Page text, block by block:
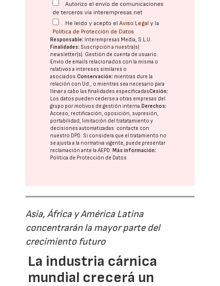
Autorizo el envío de comunicaciones
de terceros vía interempresas.net
He leído y acepto elAviso Legal y la
Política de Protección de Datos
Responsable: Interempresas Media, S.L.U.
Finalidades: Suscripción a nuestra(s)
newsletter(s). Gestión de cuenta de usuario.
Envío de emails relacionados con la misma o
relativos a intereses similares o
asociados.Conservación: mientras dure la
relación con Ud., o mientras sea necesario para
llevar a cabo las finalidades especificadasCesión:
Los datos pueden cederse a otras empresas del
grupo por motivos de gestión interna. Derechos:
Acceso, rectificación, oposición, supresión,
portabilidad, limitación del tratatamiento y
decisiones automatizadas: contacte con
nuestro DPD. Si considera que el tratamiento no
se ajusta a la normativa vigente, puede presentar
reclamación ante laAEPD. Más información:
Política de Protección de Datos
Asia, África y América Latina
concentrarán la mayor parte del
crecimiento futuro
La industria cárnica
mundial crecerá un